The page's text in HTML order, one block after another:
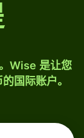
Wise 是让您
国际账户。